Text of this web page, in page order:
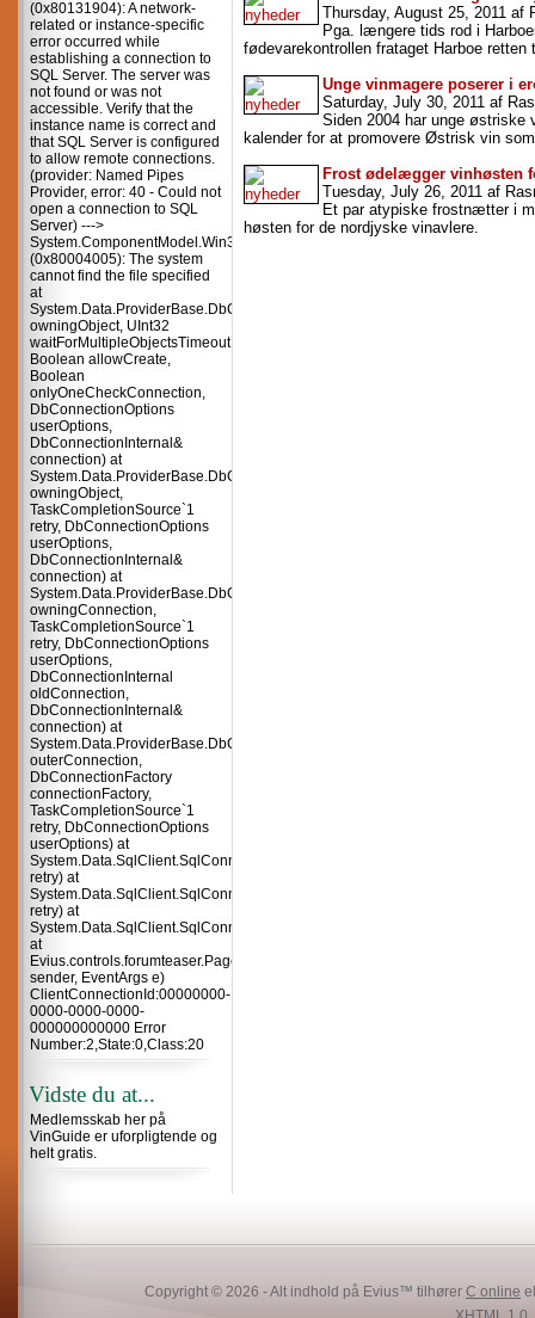
(0x80131904): A network-
related or instance-specific
error occurred while
establishing a connection to
SQL Server. The server was
not found or was not
accessible. Verify that the
instance name is correct and
that SQL Server is configured
to allow remote connections.
(provider: Named Pipes
Provider, error: 40 - Could not
open a connection to SQL
Server) --->
System.ComponentModel.Win32Exception
(0x80004005): The system
cannot find the file specified
at
owningObject, UInt32
waitForMultipleObjectsTimeout,
Boolean allowCreate,
Boolean
onlyOneCheckConnection,
DbConnectionOptions
userOptions,
DbConnectionInternal&
connection) at
owningObject,
TaskCompletionSource`1
retry, DbConnectionOptions
userOptions,
DbConnectionInternal&
connection) at
owningConnection,
TaskCompletionSource`1
retry, DbConnectionOptions
userOptions,
DbConnectionInternal
oldConnection,
DbConnectionInternal&
connection) at
outerConnection,
DbConnectionFactory
connectionFactory,
TaskCompletionSource`1
retry, DbConnectionOptions
userOptions) at
retry) at
System.Data.SqlClient.SqlConnection.TryOpen(TaskCompletionSource`1
retry) at
System.Data.SqlClient.SqlConnection.Open()
at
Evius.controls.forumteaser.Page_Load(Object
sender, EventArgs e)
ClientConnectionId:00000000-
0000-0000-0000-
000000000000 Error
Number:2,State:0,Class:20
Vidste du at...
Medlemsskab her på
VinGuide er uforpligtende og
helt gratis.
Thursday, August 25, 2011 af
Pga. længere tids rod i
fødevarekontrollen frataget Harboe
Unge vinmagere poserer i
Saturday, July 30, 2011 af
Siden 2004 har unge østriske
kalender for at promovere Østrisk vin
Frost ødelægger vinhøsten
Tuesday, July 26, 2011 af
Et par atypiske frostnætter i
høsten for de nordjyske vinavlere.
Copyright © 2026 - Alt indhold på Evius™ tilhører C online